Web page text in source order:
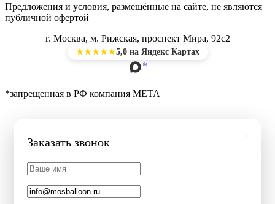
Предложения и условия, размещённые на сайте, не являются
публичной офертой
г. Москва, м. Рижская, проспект Мира, 92с2
★★★★★5,0 на Яндекс Картах
*
*запрещенная в РФ компания МЕТА
Заказать звонок